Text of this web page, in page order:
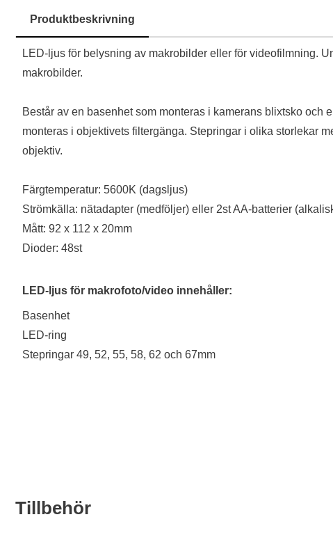
Produktbeskrivning
Produktbeskrivning
LED-ljus för belysning av makrobilder eller för videofilmning.
makrobilder.
Består av en basenhet som monteras i kamerans blixtsko och
monteras i objektivets filtergänga. Stepringar i olika storlekar
objektiv.
Färgtemperatur: 5600K (dagsljus)
Strömkälla: nätadapter (medföljer) eller 2st AA-batterier
Mått: 92 x 112 x 20mm
Dioder: 48st
LED-ljus för makrofoto/video innehåller:
Basenhet
LED-ring
Stepringar 49, 52, 55, 58, 62 och 67mm
Tillbehör